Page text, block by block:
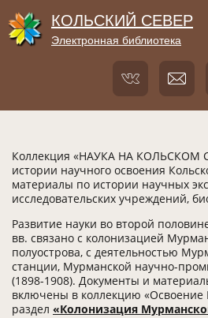
КОЛЬСКИЙ СЕВЕР
Электронная библиотека
Коллекция «НАУКА НА КОЛЬСКОМ
истории научного освоения
материалы по истории научных
исследовательских учреждений,
Развитие науки во второй
вв. связано с колонизацией
полуострова, с деятельностью
станции, Мурманской научно-
(1898-1908). Документы и
включены в коллекцию «Освоение
раздел «Колонизация